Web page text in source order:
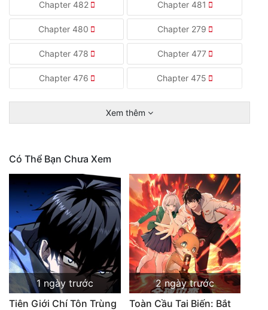
Chapter 482 Chapter 481
Chapter 480 Chapter 279
Chapter 478 Chapter 477
Chapter 476 Chapter 475
Xem thêm
Có Thể Bạn Chưa Xem
1 ngày trước
Tiên Giới Chí Tôn Trùng
2 ngày trước
Toàn Cầu Tai Biến: Bắt